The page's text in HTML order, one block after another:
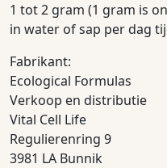
1 tot 2 gram (1 gram is
in water of sap per dag
Fabrikant:
Ecological Formulas
Verkoop en distributie
Vital Cell Life
Regulierenring 9
3981 LA Bunnik